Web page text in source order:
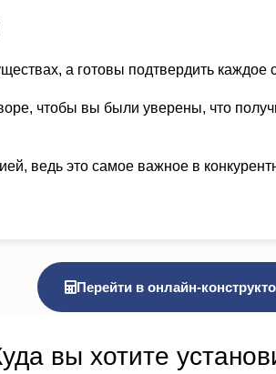
а готовы подтвердить
чтобы вы были уверены, что
ведь это самое важное в
Перейти в онлайн-
вы хотите